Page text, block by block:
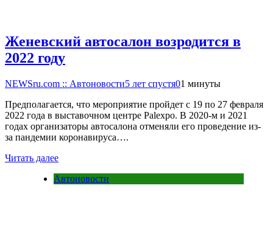
Женевский автосалон возродится в
2022 году
NEWSru.com :: Автоновости5 лет спустя01 минуты
Предполагается, что мероприятие пройдет с 19 по 27 февраля
2022 года в выставочном центре Palexpo. В 2020-м и 2021
годах организаторы автосалона отменяли его проведение из-
за пандемии коронавируса….
Читать далее
Автоновости